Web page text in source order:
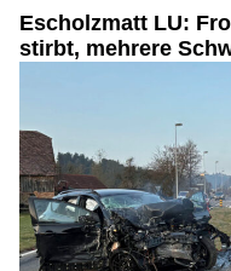
Escholzmatt LU:
stirbt, mehrere